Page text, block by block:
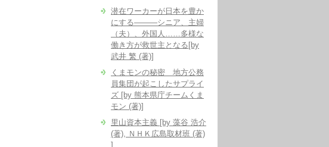
潜在ワーカーが日本を豊か
にする―――シニア、主婦
（夫）、外国人……多様な
働き方が救世主となる[by
武井 繁 (著)]
くまモンの秘密 地方公務
員集団が起こしたサプライ
ズ [by 熊本県庁チームくま
モン (著)]
里山資本主義 [by 藻谷 浩介
(著), ＮＨＫ広島取材班 (著)
]